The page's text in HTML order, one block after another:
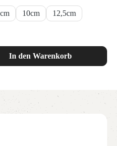
10cm
12,5cm
gewünschten Wert
In den Warenkorb